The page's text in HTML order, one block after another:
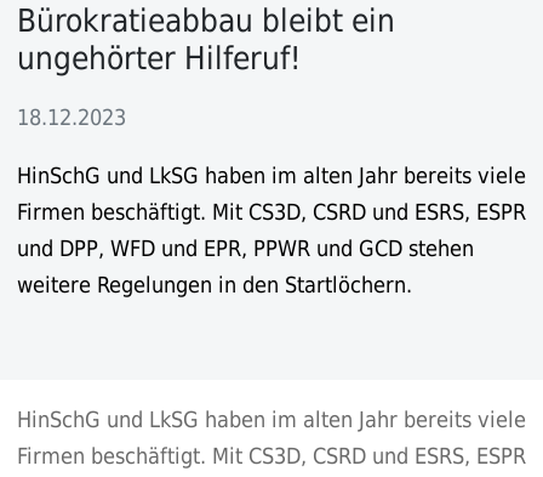
Bürokratieabbau bleibt ein
ungehörter Hilferuf!
18.12.2023
HinSchG und LkSG haben im alten Jahr bereits viele
Firmen beschäftigt. Mit CS3D, CSRD und ESRS, ESPR
und DPP, WFD und EPR, PPWR und GCD stehen
weitere Regelungen in den Startlöchern.
HinSchG und LkSG haben im alten Jahr bereits viele
Firmen beschäftigt. Mit CS3D, CSRD und ESRS, ESPR